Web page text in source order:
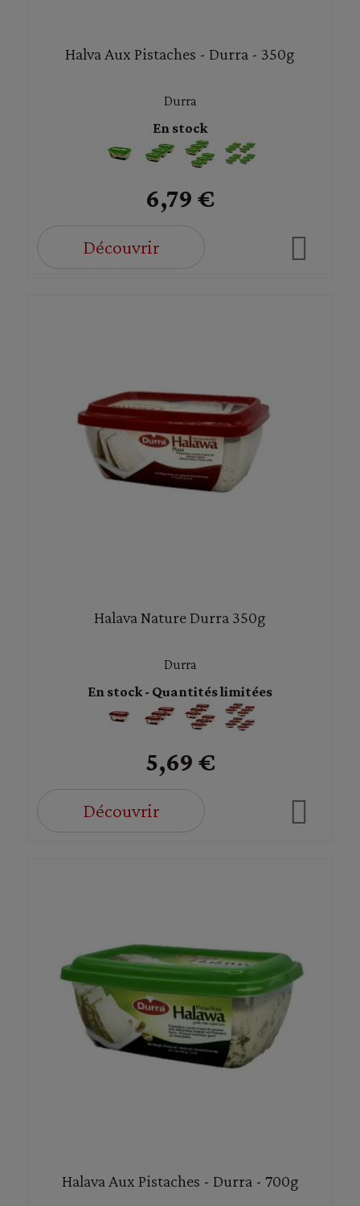
Halva Aux Pistaches - Durra - 350g
Durra
En stock
6,79 €
Découvrir
Halava Nature Durra 350g
Durra
En stock - Quantités limitées
5,69 €
Découvrir
Halava Aux Pistaches - Durra - 700g